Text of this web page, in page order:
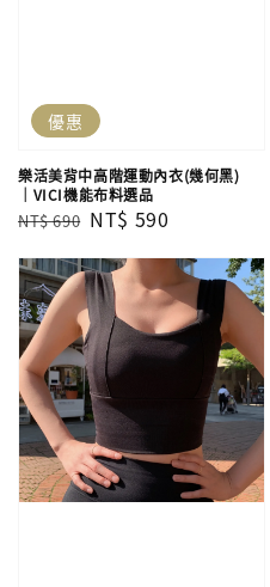
優惠
樂活美背中高階運動內衣(幾何黑)
｜VICI機能布料選品
Regular
NT$ 690 Sale
NT$ 590